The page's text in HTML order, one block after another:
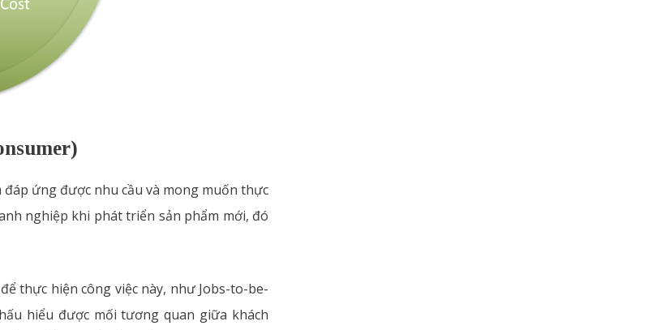
ứng được nhu cầu và mong muốn thực
nghiệp khi phát triển sản phẩm mới, đó
thực hiện công việc này, như Jobs-to-be-
hiểu được mối tương quan giữa khách